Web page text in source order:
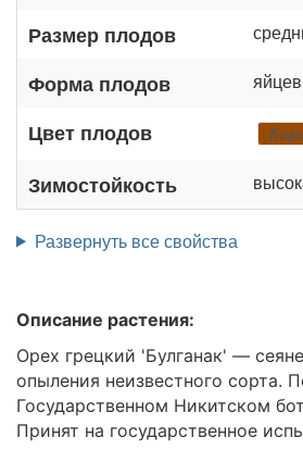
Размер плодов
Форма плодов
Цвет плодов
Зимостойкость
Развернуть все свойства
Описание растения:
Орех грецкий 'Булганак' —
опыления неизвестного сорта.
Государственном Никитском
Принят на государственное